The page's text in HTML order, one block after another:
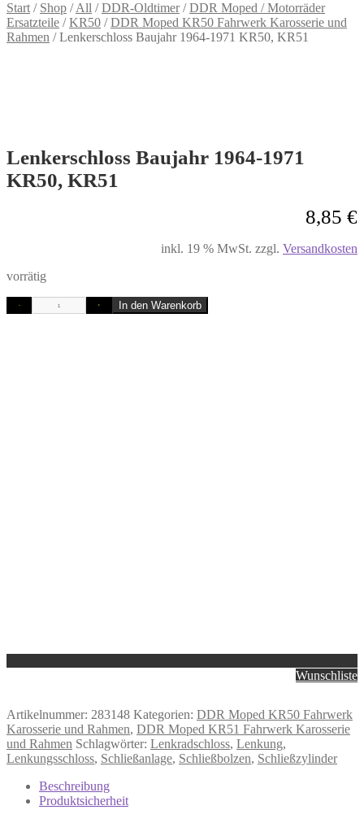
Start / Shop /All /DDR-Oldtimer/DDR Moped / Motorräder
Ersatzteile /KR50 /DDR Moped KR50 Fahrwerk Karosserie und
Rahmen /Lenkerschloss Baujahr 1964-1971 KR50, KR51
Lenkerschloss Baujahr 1964-1971
KR50, KR51
8,85 €
inkl. 19 % MwSt. zzgl. Versandkosten
vorrätig
- + In den Warenkorb
Wunschliste
Artikelnummer: 283148 Kategorien: DDR Moped KR50 Fahrwerk
Karosserie und Rahmen, DDR Moped KR51 Fahrwerk Karosserie
und Rahmen Schlagwörter: Lenkradschloss, Lenkung,
Lenkungsschloss, Schließanlage, Schließbolzen, Schließzylinder
Beschreibung
Produktsicherheit